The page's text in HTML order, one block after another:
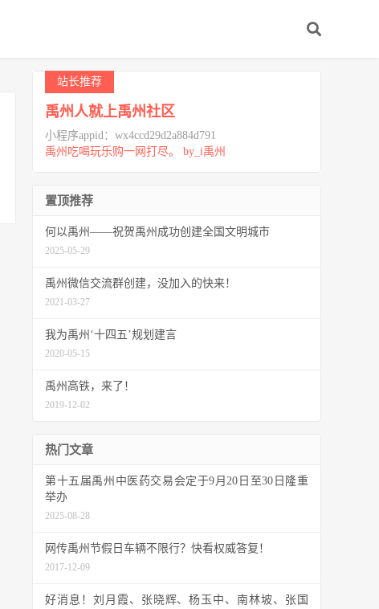
站长推荐
禹州人就上禹州社区
小程序appid：wx4ccd29d2a884d791
禹州吃喝玩乐购一网打尽。 by_i禹州
置顶推荐
何以禹州——祝贺禹州成功创建全国文明城市
2025-05-29
禹州微信交流群创建，没加入的快来！
2021-03-27
我为禹州‘十四五’规划建言
2020-05-15
禹州高铁，来了！
2019-12-02
热门文章
第十五届禹州中医药交易会定于9月20日至30日隆重
举办
2025-08-28
网传禹州节假日车辆不限行？快看权威答复！
2017-12-09
好消息！刘月霞、张晓辉、杨玉中、南林坡、张国